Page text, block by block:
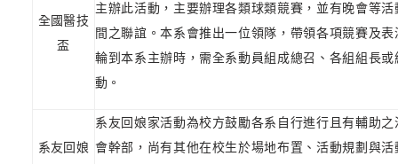
全國醫技
盃
主辦此活動，主要辦理各類球類競賽，並有晚會等
間之聯誼。本系會推出一位領隊，帶領各項競賽及
輪到本系主辦時，需全系動員組成總召、各組組長
動。
系友回娘
系友回娘家活動為校方鼓勵各系自行進行且有輔助
會幹部，尚有其他在校生於場地布置、活動規劃與